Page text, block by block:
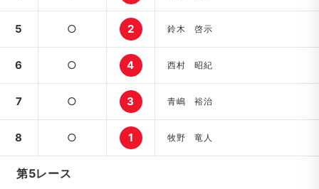
5 ○ 2 鈴木 啓示
6 ○ 4 西村 昭紀
7 ○ 3 青嶋 裕治
8 ○ 1 牧野 竜人
第5レース